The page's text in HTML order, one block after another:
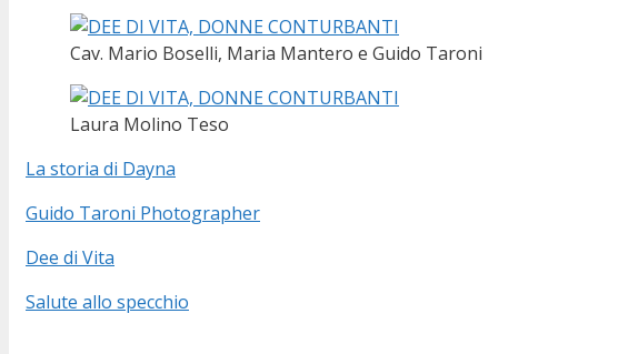
Cav. Mario Boselli, Maria Mantero e Guido Taroni
Laura Molino Teso
La storia di Dayna
Guido Taroni Photographer
Dee di Vita
Salute allo specchio